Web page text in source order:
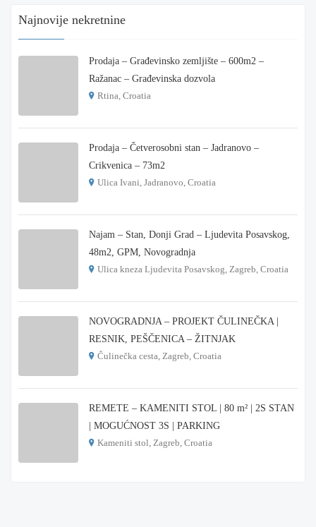
Najnovije nekretnine
Prodaja – Građevinsko zemljište – 600m2 –
Ražanac – Građevinska dozvola
Rtina, Croatia
Prodaja – Četverosobni stan – Jadranovo –
Crikvenica – 73m2
Ulica Ivani, Jadranovo, Croatia
Najam – Stan, Donji Grad – Ljudevita Posavskog,
48m2, GPM, Novogradnja
Ulica kneza Ljudevita Posavskog, Zagreb, Croatia
NOVOGRADNJA – PROJEKT ČULINEČKA |
RESNIK, PEŠČENICA – ŽITNJAK
Čulinečka cesta, Zagreb, Croatia
REMETE – KAMENITI STOL | 80 m² | 2S STAN
| MOGUĆNOST 3S | PARKING
Kameniti stol, Zagreb, Croatia